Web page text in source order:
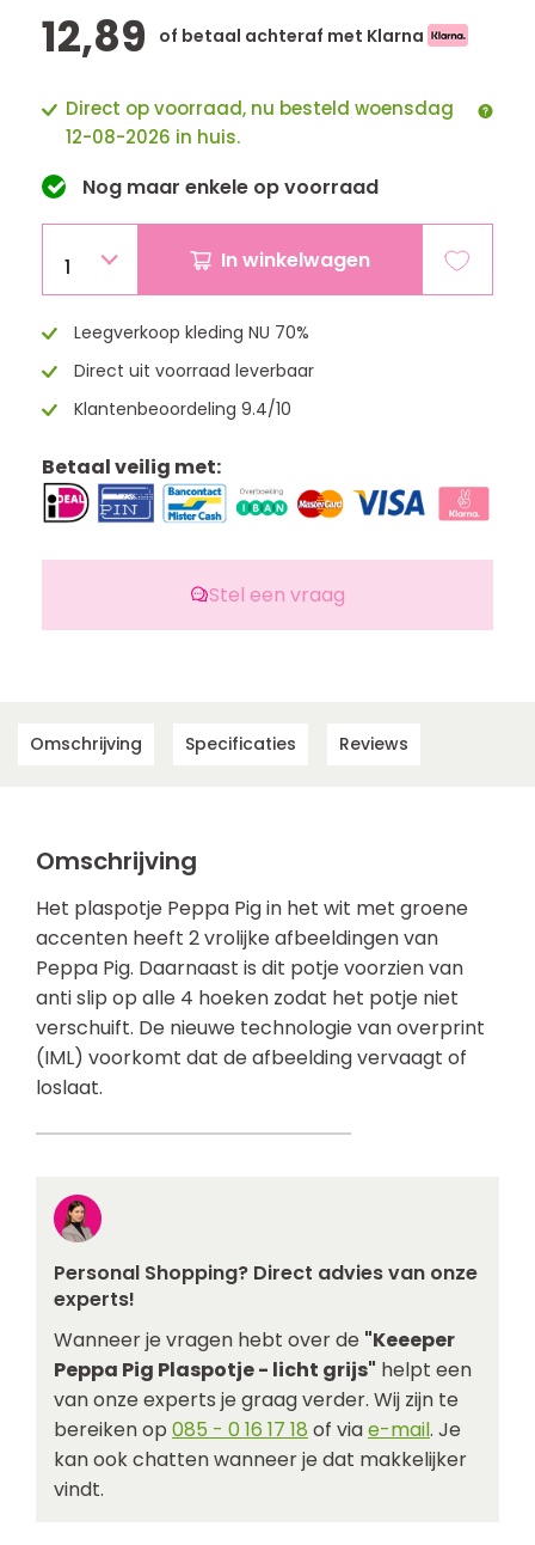
12,89 of betaal achteraf met Klarna
Direct op voorraad, nu besteld woensdag
12-08-2026 in huis.
Nog maar enkele op voorraad
1 In winkelwagen
Leegverkoop kleding NU 70%
Direct uit voorraad leverbaar
Klantenbeoordeling 9.4/10
Betaal veilig met:
Stel een vraag
Omschrijving Specificaties Reviews
Omschrijving
Het plaspotje Peppa Pig in het wit met groene
accenten heeft 2 vrolijke afbeeldingen van
Peppa Pig. Daarnaast is dit potje voorzien van
anti slip op alle 4 hoeken zodat het potje niet
verschuift. De nieuwe technologie van overprint
(IML) voorkomt dat de afbeelding vervaagt of
loslaat.
Personal Shopping? Direct advies van onze
experts!
Wanneer je vragen hebt over de "Keeeper
Peppa Pig Plaspotje - licht grijs" helpt een
van onze experts je graag verder. Wij zijn te
bereiken op 085 - 0 16 17 18 of viae-mail. Je
kan ook chatten wanneer je dat makkelijker
vindt.